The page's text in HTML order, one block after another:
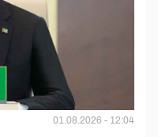
01.08.2026 - 12:04